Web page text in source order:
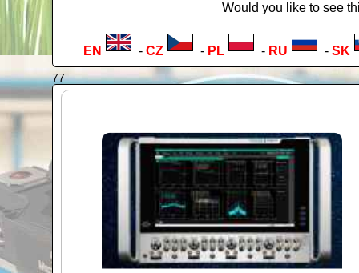
Would you like to see
EN - CZ - PL - RU - SK
77